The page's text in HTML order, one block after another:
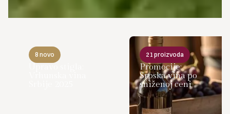
8 novo 21 proizvoda
Promocije:
Srpska vina po
sniženoj ceni